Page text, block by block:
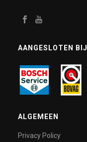
AANGESLOTEN BIJ
ALGEMEEN
Privacy Policy